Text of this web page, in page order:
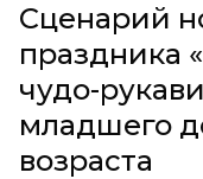
Сценарий
праздника
чудо-
младшего
возраста